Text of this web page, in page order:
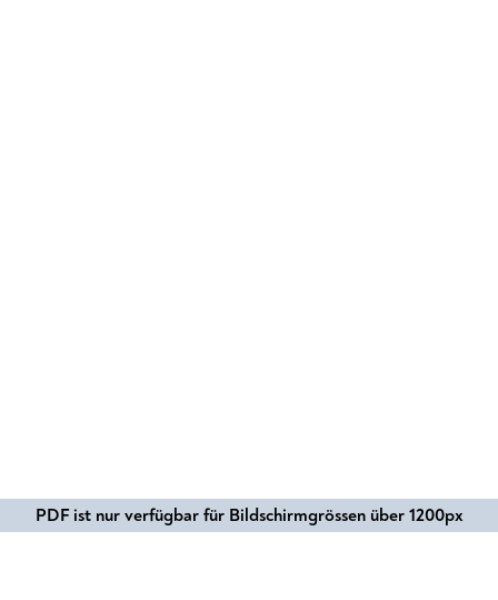
PDF ist nur verfügbar für Bildschirmgrössen über 1200px